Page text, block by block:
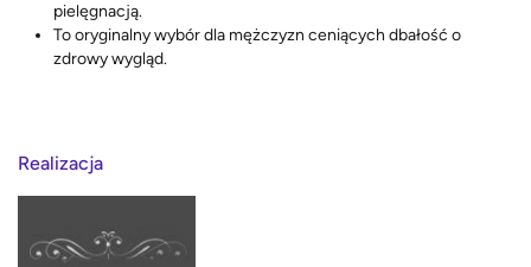
pielęgnacją.
To oryginalny wybór dla mężczyzn ceniących dbałość o
zdrowy wygląd.
Realizacja